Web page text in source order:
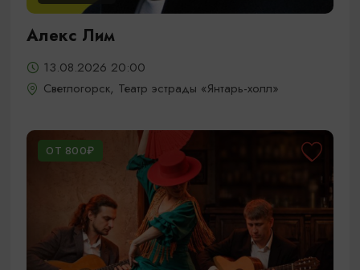
Алекс Лим
13.08.2026 20:00
Светлогорск, Театр эстрады «Янтарь-холл»
ОТ 800₽